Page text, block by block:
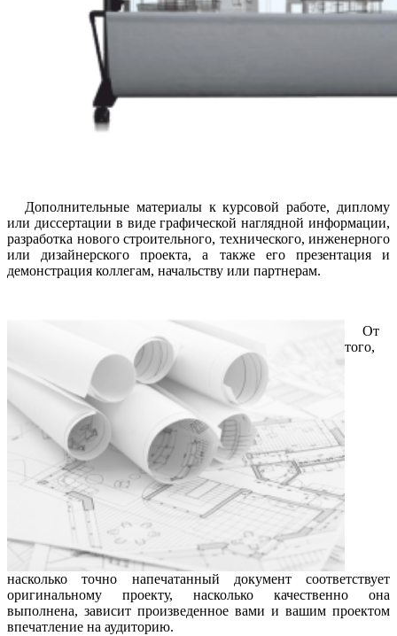
Дополнительные материалы к курсовой работе, диплому
или диссертации в виде графической наглядной информации,
разработка нового строительного, технического, инженерного
или дизайнерского проекта, а также его презентация и
демонстрация коллегам, начальству или партнерам.
От
того,
насколько точно напечатанный документ соответствует
оригинальному проекту, насколько качественно она
выполнена, зависит произведенное вами и вашим проектом
впечатление на аудиторию.